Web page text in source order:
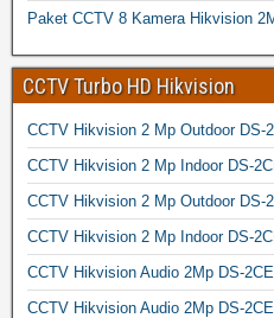
Paket CCTV 8 Kamera Hikvision
CCTV Turbo HD Hikvision
CCTV Hikvision 2 Mp Outdoor DS-
CCTV Hikvision 2 Mp Indoor DS-
CCTV Hikvision 2 Mp Outdoor DS-
CCTV Hikvision 2 Mp Indoor DS-
CCTV Hikvision Audio 2Mp DS-
CCTV Hikvision Audio 2Mp DS-